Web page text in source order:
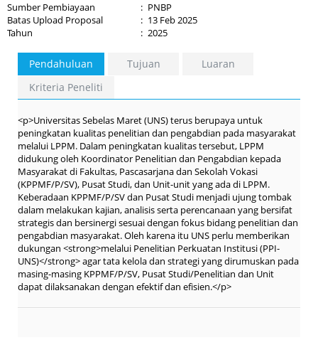
Sumber Pembiayaan : PNBP
Batas Upload Proposal
: 13 Feb 2025
Tahun
: 2025
Pendahuluan Tujuan
Luaran
Kriteria Peneliti
<p>Universitas Sebelas Maret (UNS) terus berupaya untuk
peningkatan kualitas penelitian dan pengabdian pada masyarakat
melalui LPPM. Dalam peningkatan kualitas tersebut, LPPM
didukung oleh Koordinator Penelitian dan Pengabdian kepada
Masyarakat di Fakultas, Pascasarjana dan Sekolah Vokasi
(KPPMF/P/SV), Pusat Studi, dan Unit-unit yang ada di LPPM.
Keberadaan KPPMF/P/SV dan Pusat Studi menjadi ujung tombak
dalam melakukan kajian, analisis serta perencanaan yang bersifat
strategis dan bersinergi sesuai dengan fokus bidang penelitian dan
pengabdian masyarakat. Oleh karena itu UNS perlu memberikan
dukungan <strong>melalui Penelitian Perkuatan Institusi (PPI-
UNS)</strong> agar tata kelola dan strategi yang dirumuskan pada
masing-masing KPPMF/P/SV, Pusat Studi/Penelitian dan Unit
dapat dilaksanakan dengan efektif dan efisien.</p>